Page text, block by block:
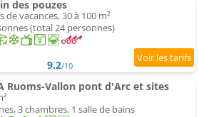
des pouzes
de vacances, 30 à 100 m²
(total 24 personnes)
9.2/10
Ruoms-Vallon pont d'Arc et sites
3 chambres, 1 salle de bains